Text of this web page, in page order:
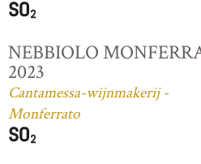
NEBBIOLO
2023
Cantamessa-wijnmakerij -
Monferrato